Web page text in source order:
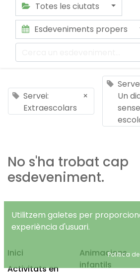
Totes les ciutats
Esdeveniments propers
Servei:
Extraescolars
×
Un
sense
No s'ha trobat cap
esdeveniment.
Inici
Activitats en
Animacions
infantils
Utilitzem galetes per
experiència d'usuari.
Política